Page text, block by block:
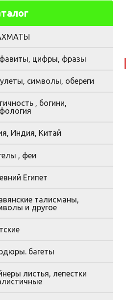
цифры, фразы
символы, обереги
, богини,
Индия, Китай
, феи
Египет
талисманы,
и другое
багеты
листья, лепестки